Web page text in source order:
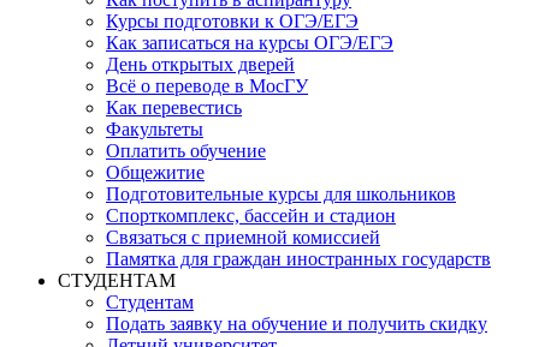
Курсы подготовки к ОГЭ/ЕГЭ
Как записаться на курсы ОГЭ/ЕГЭ
День открытых дверей
Всё о переводе в МосГУ
Как перевестись
Факультеты
Оплатить обучение
Общежитие
Подготовительные курсы для школьников
Спорткомплекс, бассейн и стадион
Связаться с приемной комиссией
Памятка для граждан иностранных государств
СТУДЕНТАМ
Студентам
Подать заявку на обучение и получить скидку